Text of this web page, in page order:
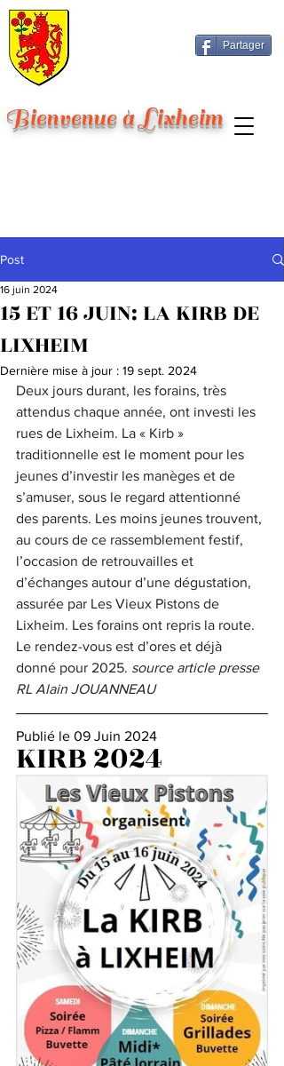
Partager
Bienvenue à Lixheim
Post
15 ET 16 JUIN: LA KIRB DE
LIXHEIM
16 juin 2024
Dernière mise à jour : 19 sept. 2024
Deux jours durant, les forains, très
attendus chaque année, ont investi les
rues de Lixheim. La « Kirb »
traditionnelle est le moment pour les
jeunes d’investir les manèges et de
s’amuser, sous le regard attentionné
des parents. Les moins jeunes trouvent,
au cours de ce rassemblement festif,
l’occasion de retrouvailles et
d’échanges autour d’une dégustation,
assurée par Les Vieux Pistons de
Lixheim. Les forains ont repris la route.
Le rendez-vous est d’ores et déjà
donné pour 2025. source article presse
RL Alain JOUANNEAU
Publié le 09 Juin 2024
KIRB 2024